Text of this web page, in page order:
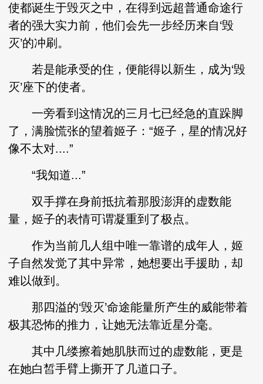
使都诞生于毁灭之中，在得到远超普通命途行
者的强大实力前，他们会先一步经历来自‘毁
灭’的冲刷。
若是能承受的住，便能得以新生，成为‘毁
灭’座下的使者。
一旁看到这情况的三月七已经急的直跺脚
了，满脸慌张的望着姬子：“姬子，星的情况好
像不太对....”
“我知道...”
双手撑在身前抵抗着那股澎湃的虚数能
量，姬子的表情可谓凝重到了极点。
作为当前几人组中唯一靠谱的成年人，姬
子自然发觉了其中异常，她想要出手援助，却
难以做到。
那四溢的‘毁灭’命途能量所产生的威能带着
极其恐怖的推力，让她无法靠近星分毫。
其中几缕擦着她肌肤而过的虚数能，更是
在她白皙手臂上撕开了几道口子。